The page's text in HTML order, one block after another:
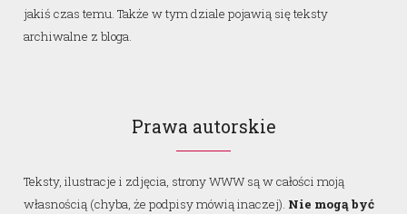
jakiś czas temu. Także w tym dziale pojawią się teksty
archiwalne z bloga.
Prawa autorskie
Teksty, ilustracje i zdjęcia, strony WWW są w całości moją
własnością (chyba, że podpisy mówią inaczej). Nie mogą być